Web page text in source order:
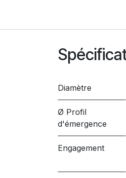
Diamètre
Ø Profil
d'émergence
Engagement